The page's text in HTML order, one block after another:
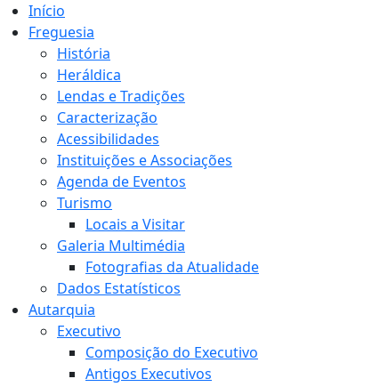
Início
Freguesia
História
Heráldica
Lendas e Tradições
Caracterização
Acessibilidades
Instituições e Associações
Agenda de Eventos
Turismo
Locais a Visitar
Galeria Multimédia
Fotografias da Atualidade
Dados Estatísticos
Autarquia
Executivo
Composição do Executivo
Antigos Executivos